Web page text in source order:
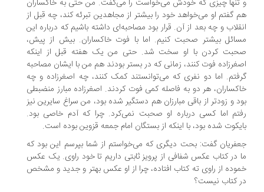
چیزی که خودش می‌خواست را می‌گفت. من حتی به خاکساران
گفتم او می‌خواهد خود را بیشتر از مجاهدین تبرئه کند، چه قبل از
و چه بعد از آن. قرار بود مصاحبه‌ای داشته باشیم که درباره این
بیشتر صحبت کنیم. اما با فوت خاکساران. بیش از پیش،
کردن با او سخت شد. حتی من یک هفته قبل از اینکه
فوت کنند، زمانی که در بستر بودند هم من با ایشان مصاحبه
اما دو نفری که می‌توانستند کمک کنند، چه اصغرزاده و چه
هر دو به فاصله کمی فوت کردند. اصغرزاده مبارز منضبطی
و زودتر از باقی مبارزان هم دستگیر شده بود، من سراغ سایرین نیز
اما کسی درباره او صحبت نمی‌کرد. چرا که آدم خاصی بود.
شده بود، با اینکه از بستگان امام جمعه قزوین بوده است.
گفت: بحت دیگری که می‌خواستم از شما بپرسم این بود که
در کتاب عکس شفافی از پرویز ثابتی داریم تا خود راوی. یک عکس
از راوی ته کتاب افتاده، چرا از او عکس بهتر و جدید و مشخص
کتاب نیست؟